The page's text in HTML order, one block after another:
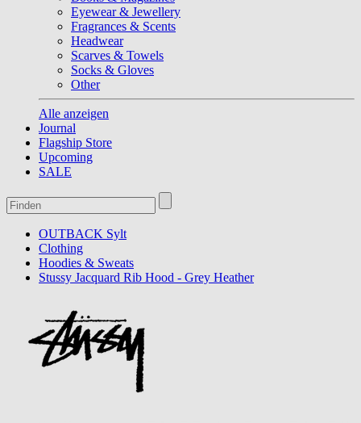
Eyewear & Jewellery
Fragrances & Scents
Headwear
Scarves & Towels
Socks & Gloves
Other
Alle anzeigen
Journal
Flagship Store
Upcoming
SALE
OUTBACK Sylt
Clothing
Hoodies & Sweats
Stussy Jacquard Rib Hood - Grey Heather